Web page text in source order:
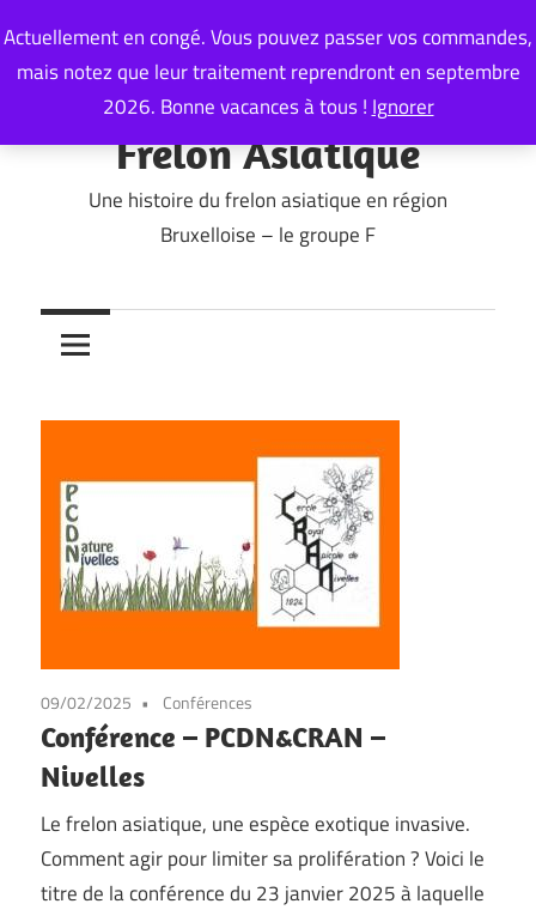
Actuellement en congé. Vous pouvez passer vos commandes,
mais notez que leur traitement reprendront en septembre
2026. Bonne vacances à tous ! Ignorer
to
content
Frelon Asiatique
Une histoire du frelon asiatique en région
Bruxelloise – le groupe F
09/02/2025 Conférences
Conférence – PCDN&CRAN –
Nivelles
Le frelon asiatique, une espèce exotique invasive.
Comment agir pour limiter sa prolifération ? Voici le
titre de la conférence du 23 janvier 2025 à laquelle